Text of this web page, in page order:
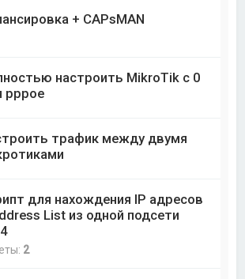
+ CAPsMAN
настроить MikroTik с 0
pppoe
трафик между двумя
для нахождения IP адресов
List из одной подсети
2